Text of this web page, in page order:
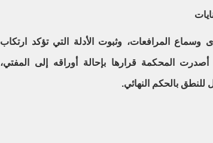
وسماع المرافعات، وثبوت الأدلة التي تؤكد ارتكاب
أصدرت المحكمة قرارها بإحالة أوراقه إلى المفتي،